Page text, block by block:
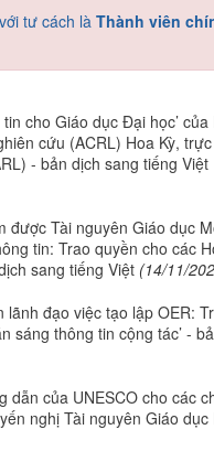
tư cách là Thành viên
tin cho Giáo dục Đại học’
cứu (ACRL) Hoa Kỳ,
- bản dịch sang tiếng Việt
được Tài nguyên Giáo dục
tin: Trao quyền cho các
sang tiếng Việt (14/11/
lãnh đạo việc tạo lập OER:
sáng thông tin cộng tác’ -
dẫn của UNESCO cho các
nghị Tài nguyên Giáo dục